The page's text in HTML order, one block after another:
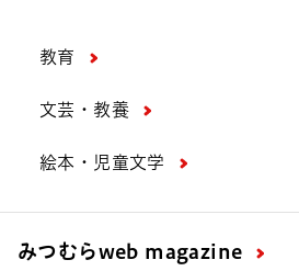
教育
文芸・教養
絵本・児童文学
みつむらweb magazine